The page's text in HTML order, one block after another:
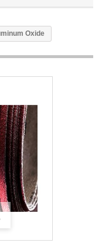
Oxide